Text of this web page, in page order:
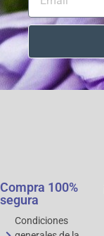
Compra 100%
segura
Condiciones